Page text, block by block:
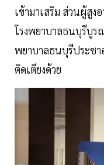
เข้ามาเสริม ส่วนผู้สูง
โรงพยาบาลธนบุรีบูร
พยาบาลธนบุรีประชา
ติดเตียงด้วย